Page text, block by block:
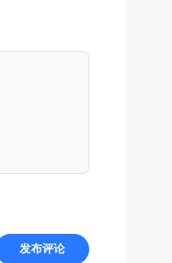
发布评论